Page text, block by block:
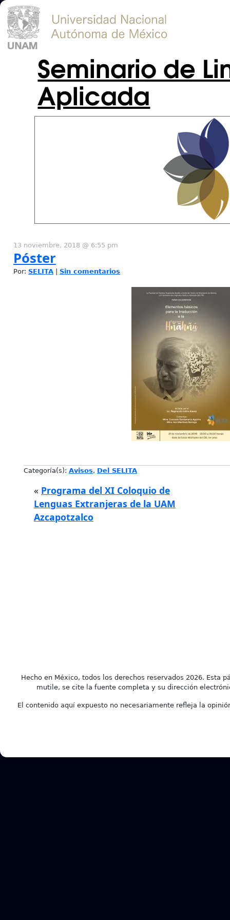
Seminario de
Aplicada
13 noviembre, 2018 @ 6:55 pm
Póster
Por: SELITA Sin comentarios
Categoría(s): Avisos, Del SELITA
« Programa del XI Coloquio de
Lenguas Extranjeras de la UAM
Azcapotzalco
Hecho en México, todos los derechos reservados 2026. Esta
mutile, se cite la fuente completa y su dirección
El contenido aquí expuesto no necesariamente refleja la